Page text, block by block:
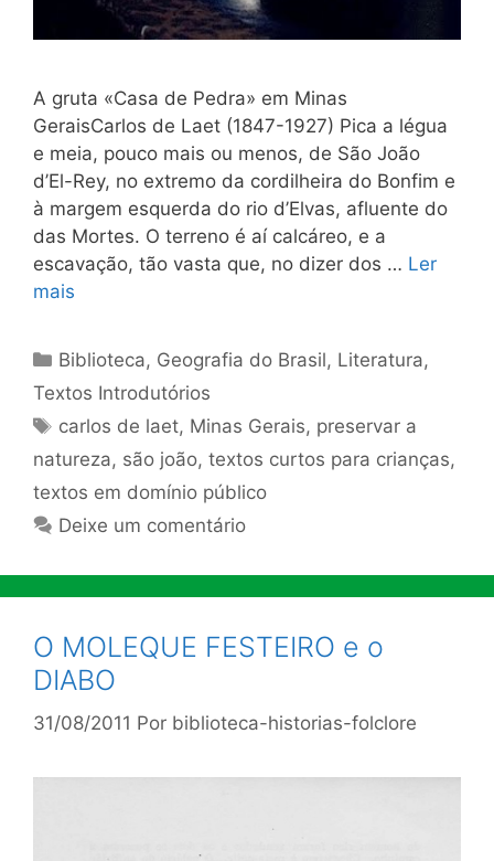
A gruta «Casa de Pedra» em Minas
GeraisCarlos de Laet (1847-1927) Pica a légua
e meia, pouco mais ou menos, de São João
d’El-Rey, no extremo da cordilheira do Bonfim e
à margem es­querda do rio d’Elvas, afluente do
das Mortes. O terreno é aí calcáreo, e a
escavação, tão vasta que, no di­zer dos … Ler
mais
Categorias
Biblioteca, Geografia do Brasil, Literatura,
Textos Introdutórios
Tags
carlos de laet, Minas Gerais, preservar a
natureza, são joão, textos curtos para crianças,
textos em domínio público
Deixe um comentário
O MOLEQUE FESTEIRO e o
DIABO
31/08/2011 Por biblioteca-historias-folclore